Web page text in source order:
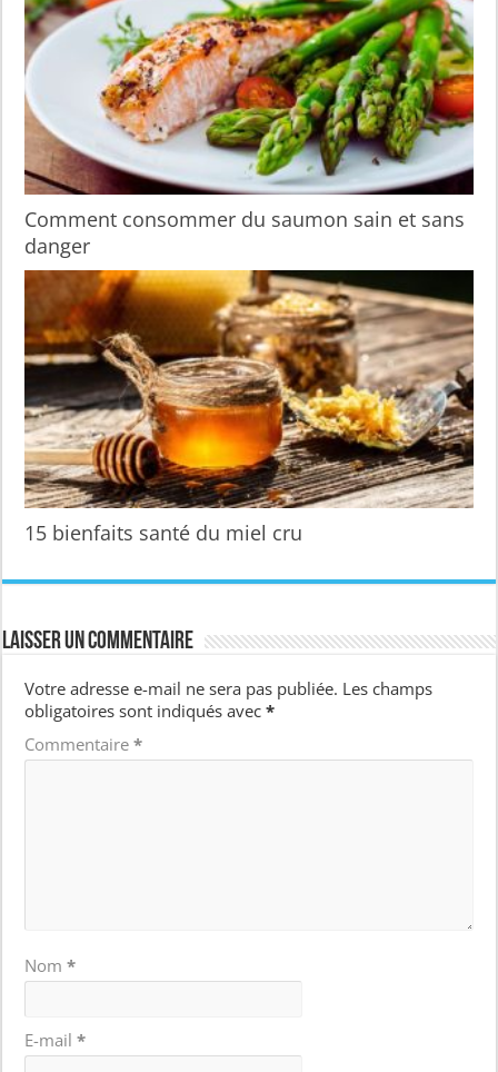
Comment consommer du saumon sain et sans
danger
15 bienfaits santé du miel cru
Laisser un commentaire
Votre adresse e-mail ne sera pas publiée. Les champs
obligatoires sont indiqués avec*
Commentaire*
Nom*
E-mail*